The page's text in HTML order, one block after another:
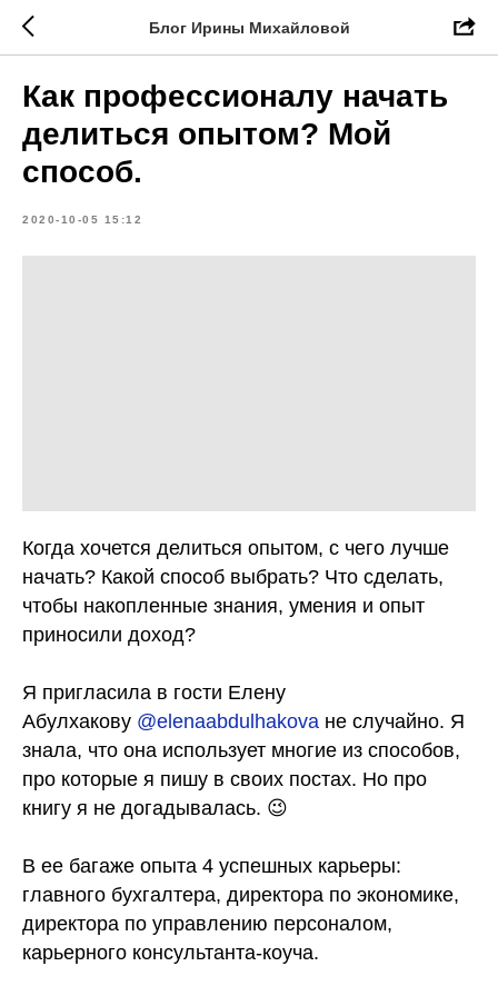
Блог Ирины Михайловой
Как профессионалу начать
делиться опытом? Мой
способ.
2020-10-05 15:12
Когда хочется делиться опытом, с чего лучше
начать? Какой способ выбрать? Что сделать,
чтобы накопленные знания, умения и опыт
приносили доход?
Я пригласила в гости Елену
Абулхакову @elenaabdulhakova не случайно. Я
знала, что она использует многие из способов,
про которые я пишу в своих постах. Но про
книгу я не догадывалась. 😉
В ее багаже опыта 4 успешных карьеры:
главного бухгалтера, директора по экономике,
директора по управлению персоналом,
карьерного консультанта-коуча.